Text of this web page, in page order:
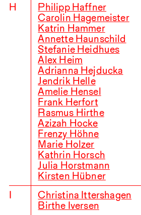
H
Philipp Haffner
Carolin Hagemeister
Katrin Hammer
Annette Haunschild
Stefanie Heidhues
Alex Heim
Adrianna Hejducka
Jendrik Helle
Amelie Hensel
Frank Herfort
Rasmus Hirthe
Azizah Hocke
Frenzy Höhne
Marie Holzer
Kathrin Horsch
Julia Horstmann
Kirsten Hübner
I
Christina Ittershagen
Birthe Iversen